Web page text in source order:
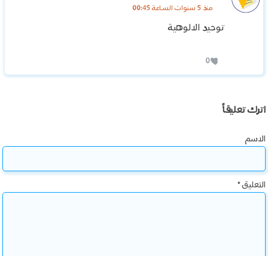
منذ 5 سنوات الساعة 00:45
توحيد الالوهية
0
اترك تعليقاً
الاسم
التعليق*